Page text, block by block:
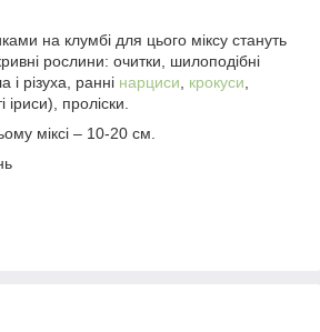
на клумбі для цього міксу стануть
рослини: очитки, шилоподібні
і різуха, ранні нарциси, крокуси,
іриси), проліски.
міксі – 10-20 см.